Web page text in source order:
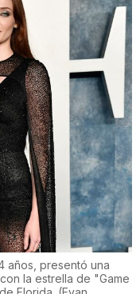
años, presentó una
la estrella de "Game